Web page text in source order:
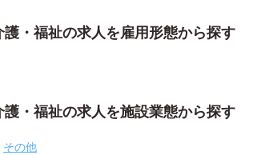
・福祉の求人を雇用形態から探す
・福祉の求人を施設業態から探す
その他